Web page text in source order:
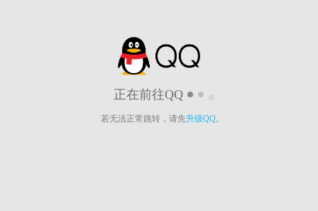
正在前往QQ
若无法正常跳转，请先升级QQ。